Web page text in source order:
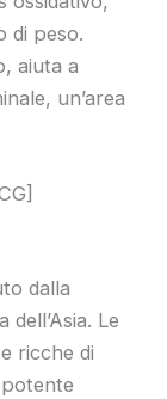
di peso.
aiuta a
un’area
dalla
Le
ricche di